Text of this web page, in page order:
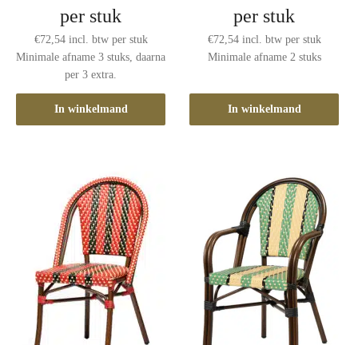
per stuk
€72,54 incl. btwper stuk
Minimale afname 3 stuks, daarna
per 3 extra.
In winkelmand
per stuk
€72,54 incl. btwper stuk
Minimale afname 2 stuks
In winkelmand